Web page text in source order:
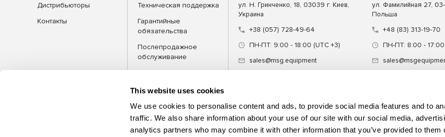
This website uses cookies
We use cookies to personalise content and ads, to provide social media features and to
traffic. We also share information about your use of our site with our social media,
analytics partners who may combine it with other information that you’ve provided to them
Дистрибьюторы
Контакты
Техническая поддержка
Гарантийные
обязательства
Послепродажное
обслуживание
FAQ
Блог
ул. Н. Гринченко, 18, 03039 г. Киев,
Украина
+38 (057) 728-49-64
ПН-ПТ: 9:00 - 18:00 (UTC +3)
sales@msg.equipment
ул. Фамилийная 27,
Польша
+48 (83) 313-19-70
ПН-ПТ: 8:00 - 17:00
Оборудование Специнструмент Обучение